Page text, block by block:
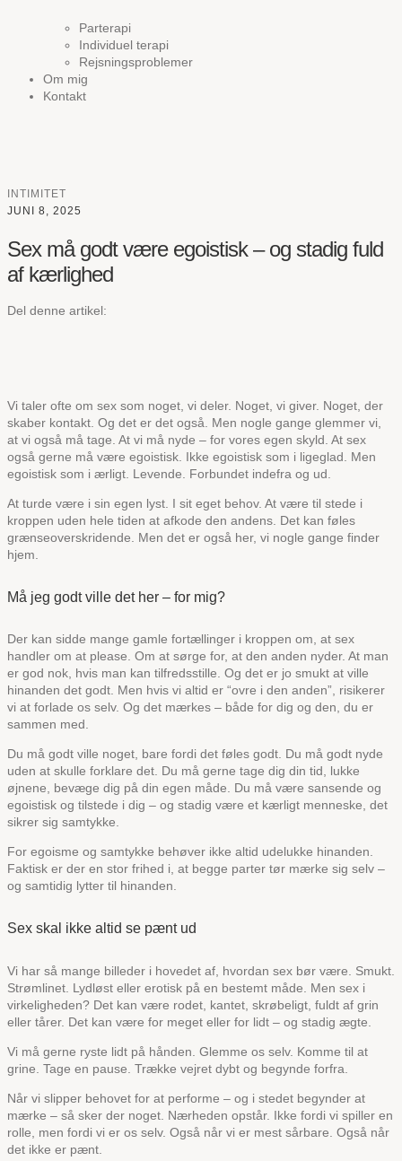
Parterapi
Individuel terapi
Rejsningsproblemer
Om mig
Kontakt
INTIMITET
JUNI 8, 2025
Sex må godt være egoistisk – og stadig fuld
af kærlighed
Del denne artikel:
Vi taler ofte om sex som noget, vi deler. Noget, vi giver. Noget, der
skaber kontakt. Og det er det også. Men nogle gange glemmer vi,
at vi også må tage. At vi må nyde – for vores egen skyld. At sex
også gerne må være egoistisk. Ikke egoistisk som i ligeglad. Men
egoistisk som i ærligt. Levende. Forbundet indefra og ud.
At turde være i sin egen lyst. I sit eget behov. At være til stede i
kroppen uden hele tiden at afkode den andens. Det kan føles
grænseoverskridende. Men det er også her, vi nogle gange finder
hjem.
Må jeg godt ville det her – for mig?
Der kan sidde mange gamle fortællinger i kroppen om, at sex
handler om at please. Om at sørge for, at den anden nyder. At man
er god nok, hvis man kan tilfredsstille. Og det er jo smukt at ville
hinanden det godt. Men hvis vi altid er “ovre i den anden”, risikerer
vi at forlade os selv. Og det mærkes – både for dig og den, du er
sammen med.
Du må godt ville noget, bare fordi det føles godt. Du må godt nyde
uden at skulle forklare det. Du må gerne tage dig din tid, lukke
øjnene, bevæge dig på din egen måde. Du må være sansende og
egoistisk og tilstede i dig – og stadig være et kærligt menneske, det
sikrer sig samtykke.
For egoisme og samtykke behøver ikke altid udelukke hinanden.
Faktisk er der en stor frihed i, at begge parter tør mærke sig selv –
og samtidig lytter til hinanden.
Sex skal ikke altid se pænt ud
Vi har så mange billeder i hovedet af, hvordan sex bør være. Smukt.
Strømlinet. Lydløst eller erotisk på en bestemt måde. Men sex i
virkeligheden? Det kan være rodet, kantet, skrøbeligt, fuldt af grin
eller tårer. Det kan være for meget eller for lidt – og stadig ægte.
Vi må gerne ryste lidt på hånden. Glemme os selv. Komme til at
grine. Tage en pause. Trække vejret dybt og begynde forfra.
Når vi slipper behovet for at performe – og i stedet begynder at
mærke – så sker der noget. Nærheden opstår. Ikke fordi vi spiller en
rolle, men fordi vi er os selv. Også når vi er mest sårbare. Også når
det ikke er pænt.